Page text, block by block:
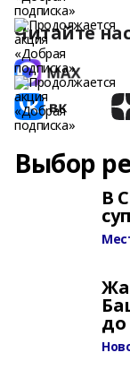
Читайте
Выбор
В
до